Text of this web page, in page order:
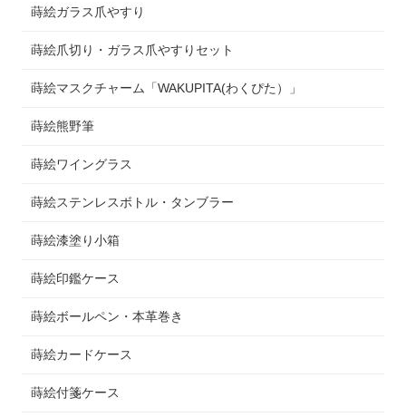
蒔絵ガラス爪やすり
蒔絵爪切り・ガラス爪やすりセット
蒔絵マスクチャーム「WAKUPITA(わくぴた）」
蒔絵熊野筆
蒔絵ワイングラス
蒔絵ステンレスボトル・タンブラー
蒔絵漆塗り小箱
蒔絵印鑑ケース
蒔絵ボールペン・本革巻き
蒔絵カードケース
蒔絵付箋ケース